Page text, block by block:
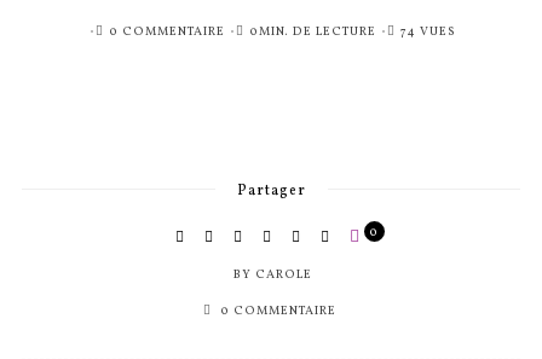
PUBLIÉ0 COMMENTAIRE 0MIN. DE LECTURE 74 VUES
Partager
BY CAROLE
0
0 COMMENTAIRE